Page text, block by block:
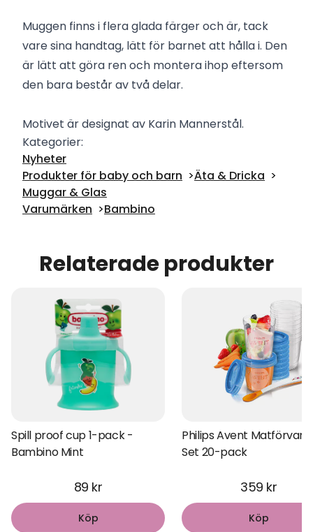
Muggen finns i flera glada färger och är, tack
vare sina handtag, lätt för barnet att hålla i. Den
är lätt att göra ren och montera ihop eftersom
den bara består av två delar.
Motivet är designat av Karin Mannerstål.
Kategorier:
Nyheter
Produkter för baby och barn
Äta & Dricka
Muggar & Glas
Varumärken
Bambino
Relaterade produkter
Spill proof cup 1-pack -
Bambino Mint
89 kr
Köp
Philips Avent
Set 20-pack
359 kr
Köp